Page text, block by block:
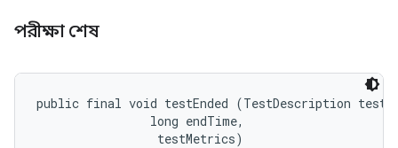
পরীক্ষা শেষ
public final void testEnded (TestDescription
                long endTime,
testMetrics)